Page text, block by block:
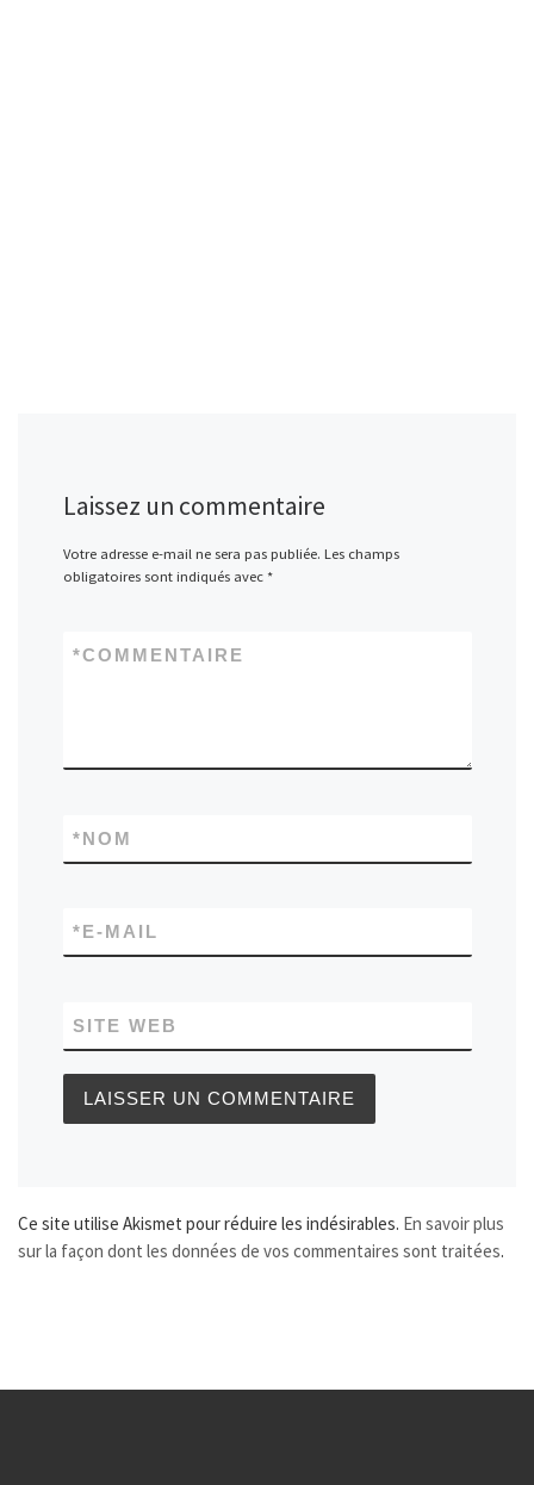
Laissez un commentaire
Votre adresse e-mail ne sera pas publiée. Les champs
obligatoires sont indiqués avec *
COMMENTAIRE
*
NOM
*
E-MAIL
*
SITE WEB
Ce site utilise Akismet pour réduire les indésirables. En savoir plus
sur la façon dont les données de vos commentaires sont traitées.